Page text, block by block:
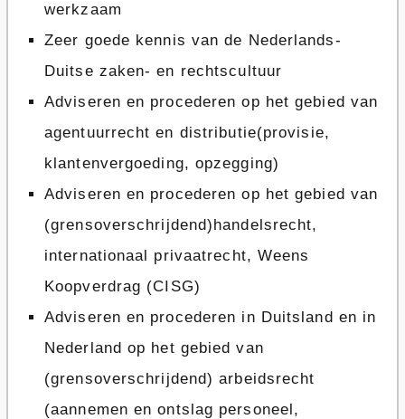
werkzaam
Zeer goede kennis van de Nederlands-
Duitse zaken- en rechtscultuur
Adviseren en procederen op het gebied van
agentuurrecht en distributie(provisie,
klantenvergoeding, opzegging)
Adviseren en procederen op het gebied van
(grensoverschrijdend)handelsrecht,
internationaal privaatrecht, Weens
Koopverdrag (CISG)
Adviseren en procederen in Duitsland en in
Nederland op het gebied van
(grensoverschrijdend) arbeidsrecht
(aannemen en ontslag personeel,